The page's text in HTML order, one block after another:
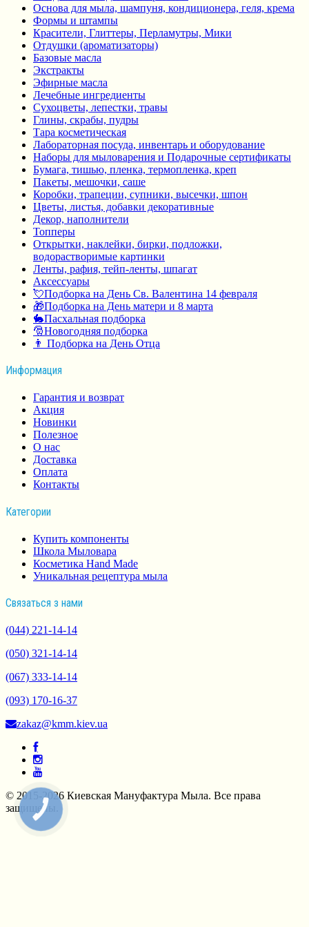
Основа для мыла, шампуня, кондиционера, геля, крема
Формы и штампы
Красители, Глиттеры, Перламутры, Мики
Отдушки (ароматизаторы)
Базовые масла
Экстракты
Эфирные масла
Лечебные ингредиенты
Сухоцветы, лепестки, травы
Глины, скрабы, пудры
Тара косметическая
Лабораторная посуда, инвентарь и оборудование
Наборы для мыловарения и Подарочные сертификаты
Бумага, тишью, пленка, термопленка, креп
Пакеты, мешочки, саше
Коробки, трапеции, супники, высечки, шпон
Цветы, листья, добавки декоративные
Декор, наполнители
Топперы
Открытки, наклейки, бирки, подложки,
водорастворимые картинки
Ленты, рафия, тейп-ленты, шпагат
Аксессуары
💘Подборка на День Св. Валентина 14 февраля
🎁Подборка на День матери и 8 марта
🐇Пасхальная подборка
🎅Новогодняя подборка
👨 Подборка на День Отца
Информация
Гарантия и возврат
Акция
Новинки
Полезное
О нас
Доставка
Оплата
Контакты
Категории
Купить компоненты
Школа Мыловара
Косметика Hand Made
Уникальная рецептура мыла
Связаться з нами
(044) 221-14-14
(050) 321-14-14
(067) 333-14-14
(093) 170-16-37
zakaz@kmm.kiev.ua
© 2015-2026 Киевская Мануфактура Мыла. Все права
защищены.
КНОПКА
СВЯЗИ